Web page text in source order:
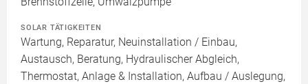
SOLAR TÄTIGKEITEN
Wartung, Reparatur, Neuinstallation / Einbau,
Austausch, Beratung, Hydraulischer Abgleich,
Thermostat, Anlage & Installation, Aufbau / Auslegung,